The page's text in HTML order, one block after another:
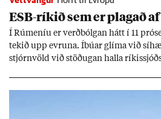
ESB-rík­ið sem er plag­að
Í Rúm­en­íu er verð­bólg­an hátt í 11
tek­ið upp evr­una. Íbú­ar glíma við
stjórn­völd við stöð­ug­an halla